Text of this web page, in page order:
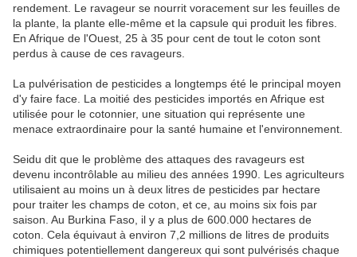
rendement. Le ravageur se nourrit voracement sur les feuilles de
la plante, la plante elle-même et la capsule qui produit les fibres.
En Afrique de l'Ouest, 25 à 35 pour cent de tout le coton sont
perdus à cause de ces ravageurs.
La pulvérisation de pesticides a longtemps été le principal moyen
d'y faire face. La moitié des pesticides importés en Afrique est
utilisée pour le cotonnier, une situation qui représente une
menace extraordinaire pour la santé humaine et l'environnement.
Seidu dit que le problème des attaques des ravageurs est
devenu incontrôlable au milieu des années 1990. Les agriculteurs
utilisaient au moins un à deux litres de pesticides par hectare
pour traiter les champs de coton, et ce, au moins six fois par
saison. Au Burkina Faso, il y a plus de 600.000 hectares de
coton. Cela équivaut à environ 7,2 millions de litres de produits
chimiques potentiellement dangereux qui sont pulvérisés chaque